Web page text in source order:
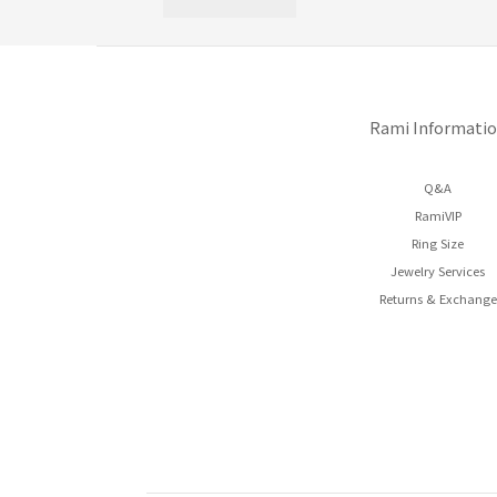
Rami
Q&A
RamiVIP
Ring Size
Jewelry Services
Returns & Exchange